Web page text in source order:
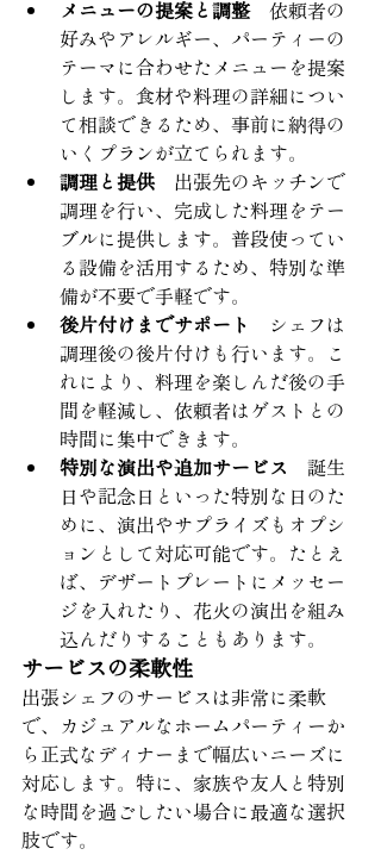
メニューの提案と調整 依頼者の
好みやアレルギー、パーティーの
テーマに合わせたメニューを提案
します。食材や料理の詳細につい
て相談できるため、事前に納得の
いくプランが立てられます。
調理と提供 出張先のキッチンで
調理を行い、完成した料理をテー
ブルに提供します。普段使ってい
る設備を活用するため、特別な準
備が不要で手軽です。
後片付けまでサポート
シェフは
調理後の後片付けも行います。こ
れにより、料理を楽しんだ後の手
間を軽減し、依頼者はゲストとの
時間に集中できます。
特別な演出や追加サービス 誕生
日や記念日といった特別な日のた
めに、演出やサプライズもオプシ
ョンとして対応可能です。たとえ
ば、デザートプレートにメッセー
ジを入れたり、花火の演出を組み
込んだりすることもあります。
サービスの柔軟性
出張シェフのサービスは非常に柔軟
で、カジュアルなホームパーティーか
ら正式なディナーまで幅広いニーズに
対応します。特に、家族や友人と特別
な時間を過ごしたい場合に最適な選択
肢です。